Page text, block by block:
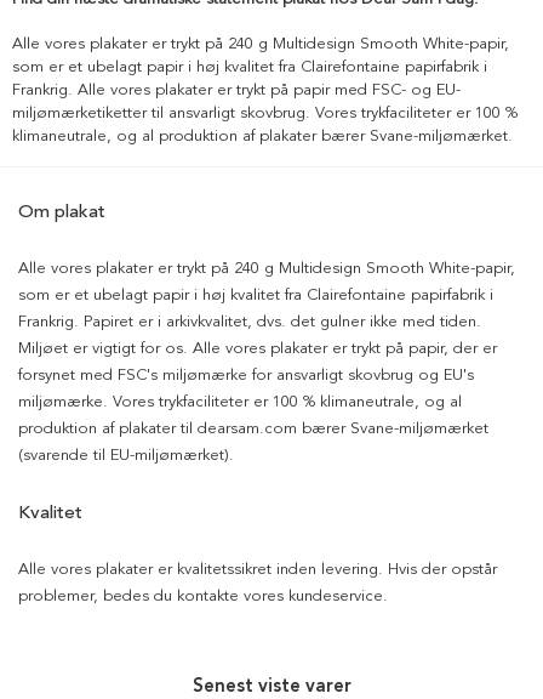
Alle vores plakater er trykt på 240 g Multidesign Smooth White-papir,
som er et ubelagt papir i høj kvalitet fra Clairefontaine papirfabrik i
Frankrig. Alle vores plakater er trykt på papir med FSC- og EU-
miljømærketiketter til ansvarligt skovbrug. Vores trykfaciliteter er 100 %
klimaneutrale, og al produktion af plakater bærer Svane-miljømærket.
Om plakat
Alle vores plakater er trykt på 240 g Multidesign Smooth White-papir,
som er et ubelagt papir i høj kvalitet fra Clairefontaine papirfabrik i
Frankrig. Papiret er i arkivkvalitet, dvs. det gulner ikke med tiden.
Miljøet er vigtigt for os. Alle vores plakater er trykt på papir, der er
forsynet med FSC's miljømærke for ansvarligt skovbrug og EU's
miljømærke. Vores trykfaciliteter er 100 % klimaneutrale, og al
produktion af plakater til dearsam.com bærer Svane-miljømærket
(svarende til EU-miljømærket).
Kvalitet
Alle vores plakater er kvalitetssikret inden levering. Hvis der opstår
problemer, bedes du kontakte vores kundeservice.
Senest viste varer